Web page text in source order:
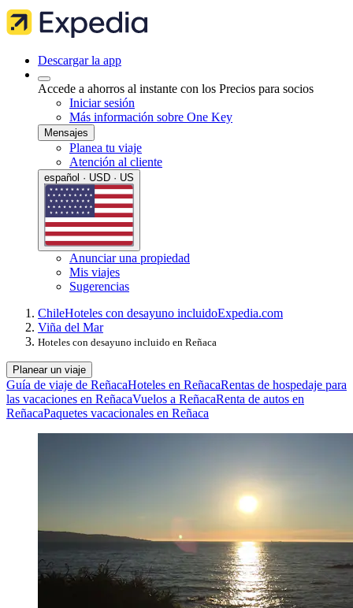
Descargar la app
Accede a ahorros al instante con los Precios para socios
Iniciar sesión
Más información sobre One Key
Mensajes
Planea tu viaje
Atención al cliente
español · USD · US
Anunciar una propiedad
Mis viajes
Sugerencias
ChileHoteles con desayuno incluidoExpedia.com
Viña del Mar
Hoteles con desayuno incluido en Reñaca
Planear un viaje
Guía de viaje de ReñacaHoteles en ReñacaRentas de hospedaje para
las vacaciones en ReñacaVuelos a ReñacaRenta de autos en
ReñacaPaquetes vacacionales en Reñaca